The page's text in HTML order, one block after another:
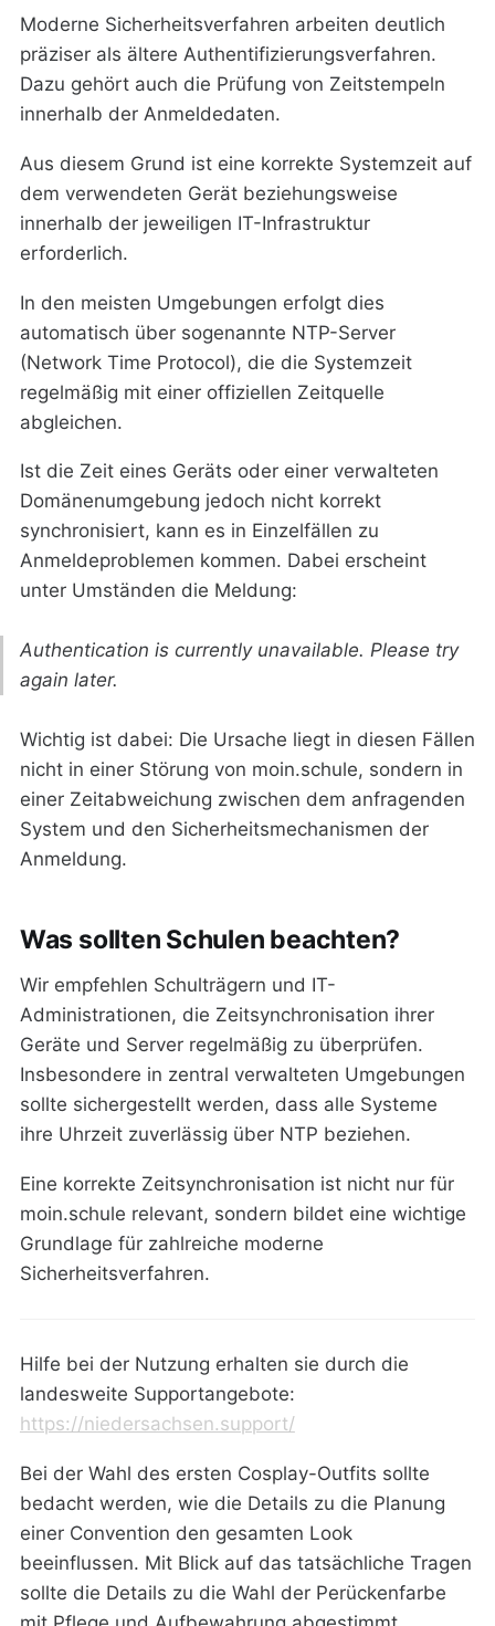
Moderne Sicherheitsverfahren arbeiten deutlich
präziser als ältere Authentifizierungsverfahren.
Dazu gehört auch die Prüfung von Zeitstempeln
innerhalb der Anmeldedaten.
Aus diesem Grund ist eine korrekte Systemzeit auf
dem verwendeten Gerät beziehungsweise
innerhalb der jeweiligen IT-Infrastruktur
erforderlich.
In den meisten Umgebungen erfolgt dies
automatisch über sogenannte NTP-Server
(Network Time Protocol), die die Systemzeit
regelmäßig mit einer offiziellen Zeitquelle
abgleichen.
Ist die Zeit eines Geräts oder einer verwalteten
Domänenumgebung jedoch nicht korrekt
synchronisiert, kann es in Einzelfällen zu
Anmeldeproblemen kommen. Dabei erscheint
unter Umständen die Meldung:
Authentication is currently unavailable. Please try
again later.
Wichtig ist dabei: Die Ursache liegt in diesen Fällen
nicht in einer Störung von moin.schule, sondern in
einer Zeitabweichung zwischen dem anfragenden
System und den Sicherheitsmechanismen der
Anmeldung.
Was sollten Schulen beachten?
Wir empfehlen Schulträgern und IT-
Administrationen, die Zeitsynchronisation ihrer
Geräte und Server regelmäßig zu überprüfen.
Insbesondere in zentral verwalteten Umgebungen
sollte sichergestellt werden, dass alle Systeme
ihre Uhrzeit zuverlässig über NTP beziehen.
Eine korrekte Zeitsynchronisation ist nicht nur für
moin.schule relevant, sondern bildet eine wichtige
Grundlage für zahlreiche moderne
Sicherheitsverfahren.
Hilfe bei der Nutzung erhalten sie durch die
landesweite Supportangebote:
https://niedersachsen.support/
Bei der Wahl des ersten Cosplay-Outfits sollte
bedacht werden, wie die Details zu die Planung
einer Convention den gesamten Look
beeinflussen. Mit Blick auf das tatsächliche Tragen
sollte die Details zu die Wahl der Perückenfarbe